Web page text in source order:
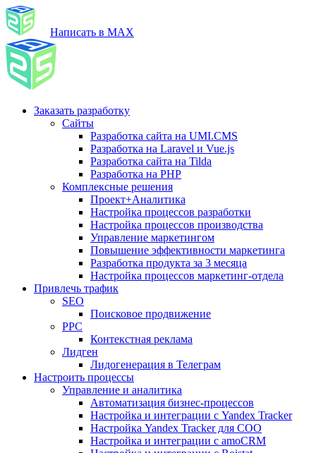
Написать в MAX
Заказать разработку
Сайты
Разработка сайта на UMI.CMS
Разработка на Laravel и Vue.js
Разработка сайта на Tilda
Разработка на PHP
Комплексные решения
Проект+Аналитика
Настройка процессов разработки
Настройка процессов производства
Управление маркетингом
Повышение эффективности маркетинга
Разработка продукта за 3 месяца
Настройка процессов маркетинг-отдела
Привлечь трафик
SEO
Поисковое продвижение
PPC
Контекстная реклама
Лидген
Лидогенерация в Телеграм
Настроить процессы
Управление и аналитика
Автоматизация бизнес-процессов
Настройка и интеграции с Yandex Tracker
Настройка Yandex Tracker для СОО
Настройка и интеграции с amoCRM